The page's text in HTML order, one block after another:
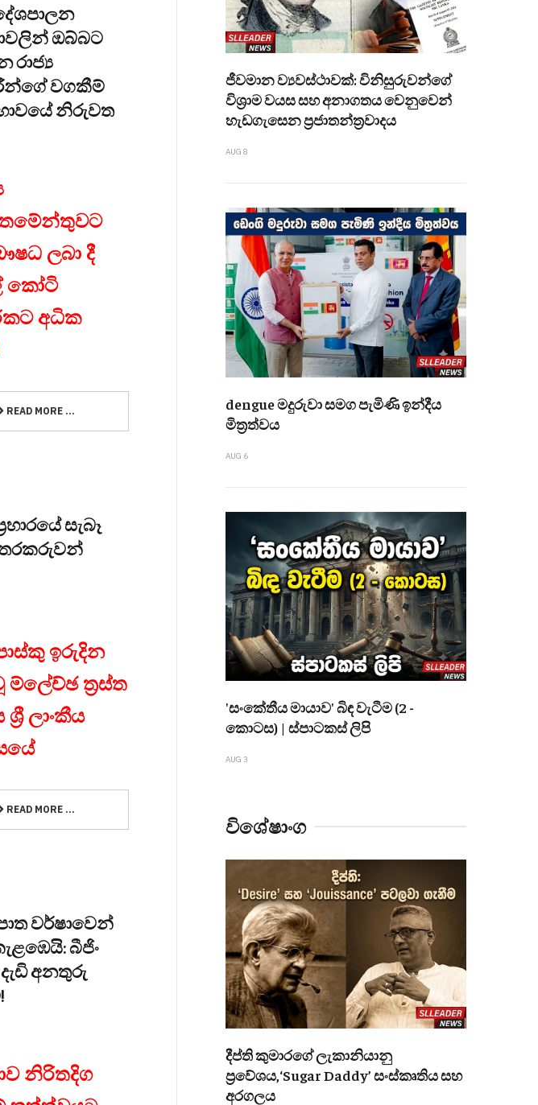
ඔබ්බට
රාජ්‍ය
වගකීම්
නිරුවත
ලබා දී
කෝටි
අධික
READ MORE ...
සැබෑ
ඉරුදින
ම්ලේච්ඡ ත්‍රස්ත
ශ්‍රී ලාංකීය
READ MORE ...
වර්ෂාවෙන්
බීජිං
අනතුරු
නිරිතදිග
ජීවමාන ව්‍යවස්ථාවක්: විනිසුරුවන්ගේ
විශ්‍රාම වයස සහ අනාගතය වෙනුවෙන්
හැඩගැසෙන ප්‍රජාතන්ත්‍රවාදය
AUG 8
dengue මදුරුවා සමග පැමිණි ඉන්දීය
මිත්‍රත්වය
AUG 6
'සංකේතීය මායාව' බිඳ වැටීම (2 -
කොටස) | ස්පාටකස් ලිපි
AUG 3
විශේෂාංග
දීප්ති කුමාරගේ ලැකානියානු
ප්‍රවේශය,‘Sugar Daddy’ සංස්කෘතිය සහ
අරගලය